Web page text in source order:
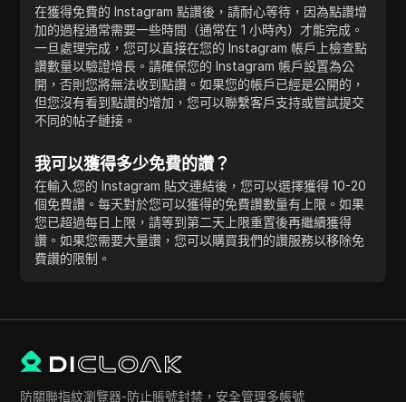
在獲得免費的 Instagram 點讚後，請耐心等待，因為點讚增
加的過程通常需要一些時間（通常在 1 小時內）才能完成。
一旦處理完成，您可以直接在您的 Instagram 帳戶上檢查點
讚數量以驗證增長。請確保您的 Instagram 帳戶設置為公
開，否則您將無法收到點讚。如果您的帳戶已經是公開的，
但您沒有看到點讚的增加，您可以聯繫客戶支持或嘗試提交
不同的帖子鏈接。
我可以獲得多少免費的讚？
在輸入您的 Instagram 貼文連結後，您可以選擇獲得 10-20
個免費讚。每天對於您可以獲得的免費讚數量有上限。如果
您已超過每日上限，請等到第二天上限重置後再繼續獲得
讚。如果您需要大量讚，您可以購買我們的讚服務以移除免
費讚的限制。
防關聯指紋瀏覽器-防止賬號封禁，安全管理多帳號